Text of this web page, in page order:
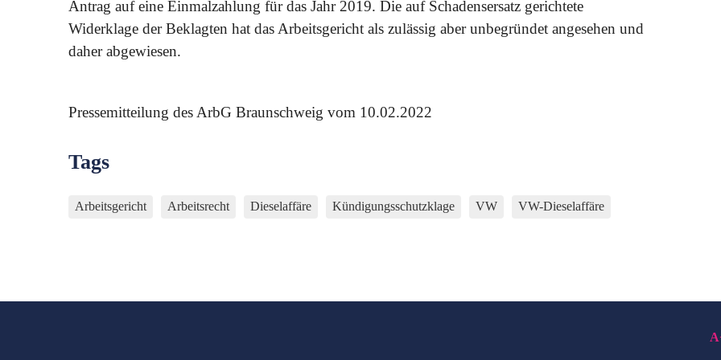
Antrag auf eine Einmalzahlung für das Jahr 2019. Die auf Schadensersatz gerichtete
Widerklage der Beklagten hat das Arbeitsgericht als zulässig aber unbegründet angesehen und
daher abgewiesen.
Pressemitteilung des ArbG Braunschweig vom 10.02.2022
Tags
Arbeitsgericht Arbeitsrecht Dieselaffäre Kündigungsschutzklage VW VW-Dieselaffäre